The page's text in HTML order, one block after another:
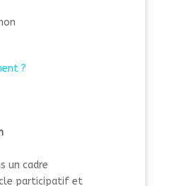
?
un cadre
participatif et